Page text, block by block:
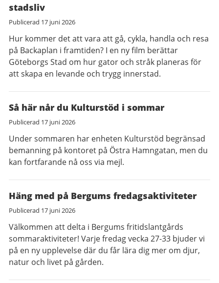
stadsliv
Publicerad 17 juni 2026
Hur kommer det att vara att gå, cykla, handla och resa
på Backaplan i framtiden? I en ny film berättar
Göteborgs Stad om hur gator och stråk planeras för
att skapa en levande och trygg innerstad.
Så här når du Kulturstöd i sommar
Publicerad 17 juni 2026
Under sommaren har enheten Kulturstöd begränsad
bemanning på kontoret på Östra Hamngatan, men du
kan fortfarande nå oss via mejl.
Häng med på Bergums fredagsaktiviteter
Publicerad 17 juni 2026
Välkommen att delta i Bergums fritidslantgårds
sommaraktiviteter! Varje fredag vecka 27-33 bjuder vi
på en ny upplevelse där du får lära dig mer om djur,
natur och livet på gården.